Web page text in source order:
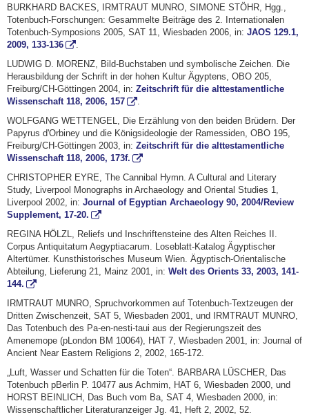
BURKHARD BACKES, IRMTRAUT MUNRO, SIMONE STÖHR, Hgg.,
Totenbuch-Forschungen: Gesammelte Beiträge des 2. Internationalen
Totenbuch-Symposions 2005, SAT 11, Wiesbaden 2006, in: JAOS 129.1,
2009, 133-136
.
LUDWIG D. MORENZ, Bild-Buchstaben und symbolische Zeichen. Die
Herausbildung der Schrift in der hohen Kultur Ägyptens, OBO 205,
Freiburg/CH-Göttingen 2004, in: Zeitschrift für die alttestamentliche
Wissenschaft 118, 2006, 157
.
WOLFGANG WETTENGEL, Die Erzählung von den beiden Brüdern. Der
Papyrus d'Orbiney und die Königsideologie der Ramessiden, OBO 195,
Freiburg/CH-Göttingen 2003, in: Zeitschrift für die alttestamentliche
Wissenschaft 118, 2006, 173f.
CHRISTOPHER EYRE, The Cannibal Hymn. A Cultural and Literary
Study, Liverpool Monographs in Archaeology and Oriental Studies 1,
Liverpool 2002, in: Journal of Egyptian Archaeology 90, 2004/Review
Supplement, 17-20.
REGINA HÖLZL, Reliefs und Inschriftensteine des Alten Reiches II.
Corpus Antiquitatum Aegyptiacarum. Loseblatt-Katalog Ägyptischer
Altertümer. Kunsthistorisches Museum Wien. Ägyptisch-Orientalische
Abteilung, Lieferung 21, Mainz 2001, in: Welt des Orients 33, 2003, 141-
144.
IRMTRAUT MUNRO, Spruchvorkommen auf Totenbuch-Textzeugen der
Dritten Zwischenzeit, SAT 5, Wiesbaden 2001, und IRMTRAUT MUNRO,
Das Totenbuch des Pa-en-nesti-taui aus der Regierungszeit des
Amenemope (pLondon BM 10064), HAT 7, Wiesbaden 2001, in: Journal of
Ancient Near Eastern Religions 2, 2002, 165-172.
„Luft, Wasser und Schatten für die Toten“. BARBARA LÜSCHER, Das
Totenbuch pBerlin P. 10477 aus Achmim, HAT 6, Wiesbaden 2000, und
HORST BEINLICH, Das Buch vom Ba, SAT 4, Wiesbaden 2000, in:
Wissenschaftlicher Literaturanzeiger Jg. 41, Heft 2, 2002, 52.